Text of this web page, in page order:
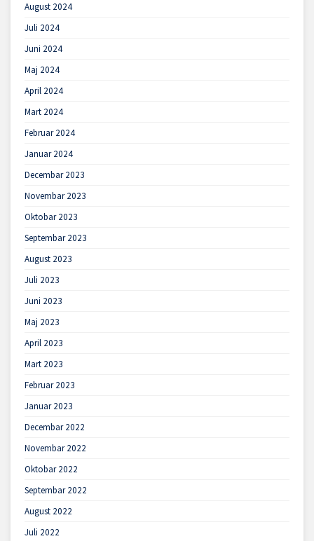
August 2024
Juli 2024
Juni 2024
Maj 2024
April 2024
Mart 2024
Februar 2024
Januar 2024
Decembar 2023
Novembar 2023
Oktobar 2023
Septembar 2023
August 2023
Juli 2023
Juni 2023
Maj 2023
April 2023
Mart 2023
Februar 2023
Januar 2023
Decembar 2022
Novembar 2022
Oktobar 2022
Septembar 2022
August 2022
Juli 2022